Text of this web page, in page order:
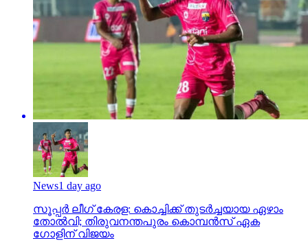
News1 day ago
സൂപ്പര്‍ ലീഗ് കേരള: കൊച്ചിക്ക് തുടര്‍ച്ചയായ ഏഴാം
തോല്‍വി; തിരുവനന്തപുരം കൊമ്പന്‍സ് ഏക
ഗോളിന് വിജയം